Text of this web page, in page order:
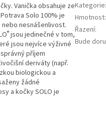
Vanička obsahuje ze
Solo 100% je
nesnášenlivost.
® jsou jedinečné v tom,
jsou nejvíce výživné
příjem
deriváty (např.
biologickou a
žádné
a kočky SOLO je
Kategorie:
Hmotnost:
Řazení:
Bude